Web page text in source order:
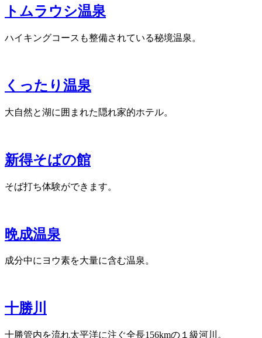
トムラウシ温泉
ハイキングコースも整備されている秘境温泉。
くったり温泉
大自然と湖に囲まれた隠れ家的ホテル。
新得そばの館
そば打ち体験ができます。
晩成温泉
成分中にヨウ素を大量に含む温泉。
十勝川
十勝管内を流れ太平洋に注ぐ全長156kmの１級河川。